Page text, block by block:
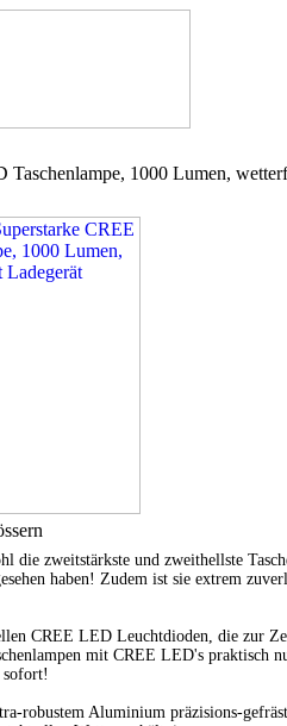
1000 Lumen,
die zweitstärkste und zweithellste
haben! Zudem ist sie extrem
CREE LED Leuchtdioden, die zur
mit CREE LED's
sofort!
robustem Aluminium präzisions-